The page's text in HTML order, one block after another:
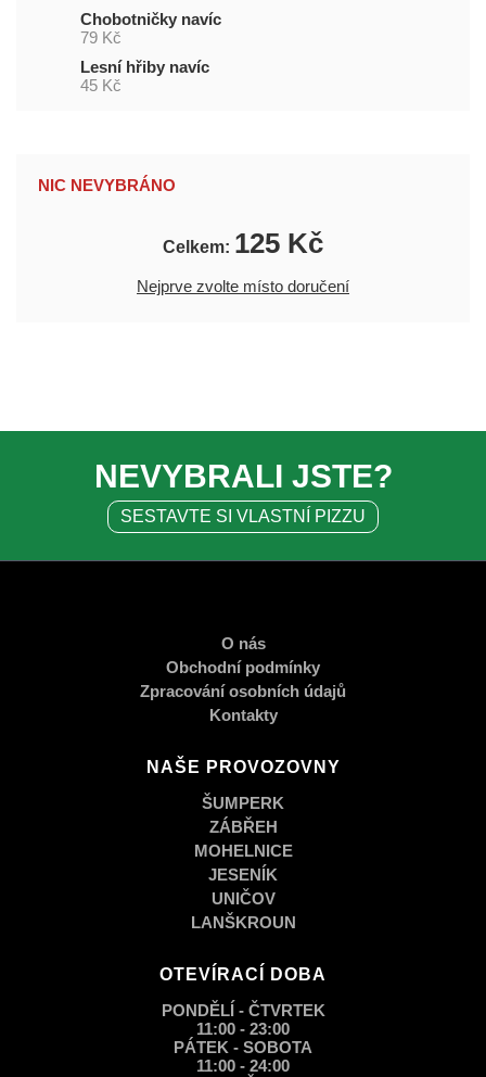
Chobotničky navíc
79 Kč
Lesní hřiby navíc
45 Kč
NIC NEVYBRÁNO
Celkem: 125 Kč
Nejprve zvolte místo doručení
NEVYBRALI JSTE?
SESTAVTE SI VLASTNÍ PIZZU
O nás
Obchodní podmínky
Zpracování osobních údajů
Kontakty
NAŠE PROVOZOVNY
ŠUMPERK
ZÁBŘEH
MOHELNICE
JESENÍK
UNIČOV
LANŠKROUN
OTEVÍRACÍ DOBA
PONDĚLÍ - ČTVRTEK
11:00 - 23:00
PÁTEK - SOBOTA
11:00 - 24:00